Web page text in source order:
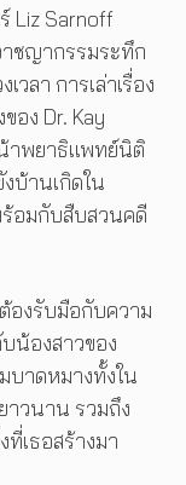
Liz Sarnoff
ชญากรรมระทึก
ลา การเล่าเรื่อง
ง Dr. Kay
าพยาธิแพทย์นิติ
บ้านเกิดใน
อมกับสืบสวนคดี
องรับมือกับความ
น้องสาวของ
บาดหมางทั้งใน
าวนาน รวมถึง
เธอสร้างมา